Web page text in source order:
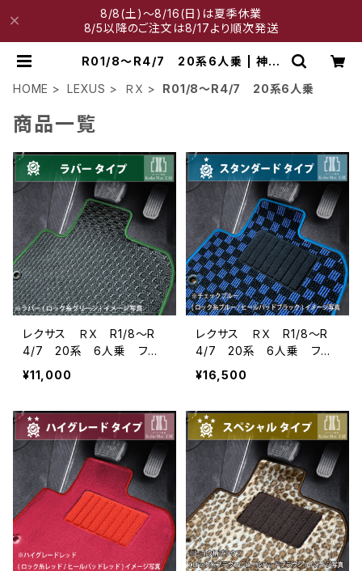
8/8(土)～8/16(日)は夏季休業
8/5以降のご注文は8/17より順次発送
R01/8～R4/7 20系6人乗 | 神戸
HOME
LEXUS ＲＸ R01/8～R4/7 20系6人乗
商品一覧
レクサス ＲＸ R1/8〜R
4/7 20系 6人乗 フロ
アマット一式 カーマット
防水 ラバータイプ
¥11,000
レクサス ＲＸ R1/8〜R
4/7 20系 6人乗 フロ
アマット一式 カーマット
スタンダードタイプ
¥16,500